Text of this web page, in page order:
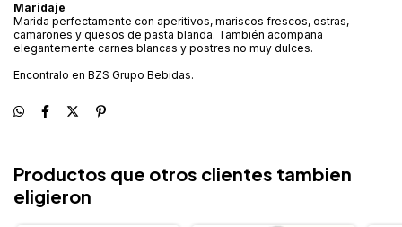
Maridaje
Marida perfectamente con aperitivos, mariscos frescos, ostras,
camarones y quesos de pasta blanda. También acompaña
elegantemente carnes blancas y postres no muy dulces.
Encontralo en BZS Grupo Bebidas.
Productos que otros clientes tambien
eligieron